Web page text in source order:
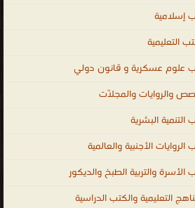
فالإنسان في كافة مراحل حياته يكون
لطلب العلم طرق مختلفة أولها القراءة، حيث
الإنسان منها إلى عالم أوسع أكثر إبهاراً،
انفتاحية الشخص إذ إن الإنسان
قراءة الكتب فأنت بالكتب تستطيع
التى احتازها أشخاص آخرون في
حصل الإنسان على العلم فإنه حتماً سيصبح
الكتب في جميع فروع العلم : العلوم
، العلوم الشكلية ، البحث العلمي ، المنهجية
، فلسفة العلوم ، الأدب العلمي ، وأيضًا